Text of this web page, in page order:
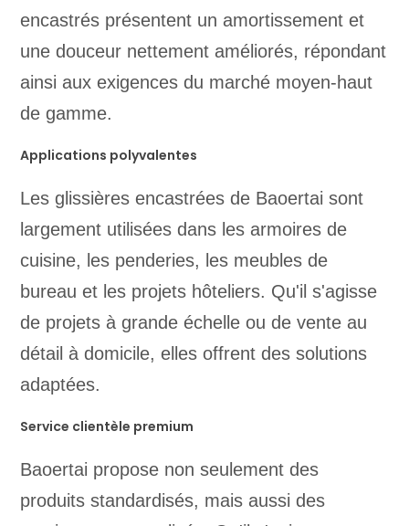
encastrés présentent un amortissement et
une douceur nettement améliorés, répondant
ainsi aux exigences du marché moyen-haut
de gamme.
Applications polyvalentes
Les glissières encastrées de Baoertai sont
largement utilisées dans les armoires de
cuisine, les penderies, les meubles de
bureau et les projets hôteliers. Qu'il s'agisse
de projets à grande échelle ou de vente au
détail à domicile, elles offrent des solutions
adaptées.
Service clientèle premium
Baoertai propose non seulement des
produits standardisés, mais aussi des